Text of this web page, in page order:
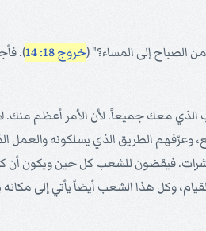
الصباح إلى المساء؟" (خروج 18: 14 ).
معك جميعاً. لأن الأمر أعظم منك.
وعرّفهم الطريق الذي يسلكونه والعمل
فيقضون للشعب كل حين ويكون أن كل
وكل هذا الشعب أيضاً يأتي إلى مكانه